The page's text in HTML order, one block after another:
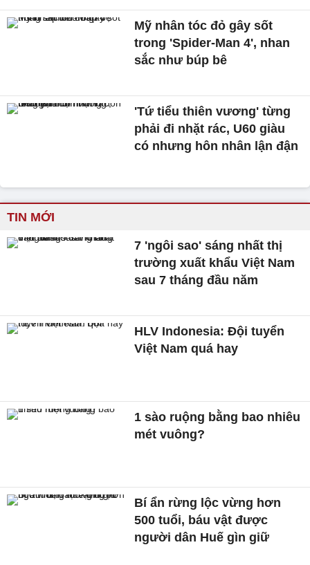
Mỹ nhân tóc đỏ gây sốt
trong 'Spider-Man 4', nhan
sắc như búp bê
'Tứ tiểu thiên vương' từng
phải đi nhặt rác, U60 giàu
có nhưng hôn nhân lận đận
TIN MỚI
7 'ngôi sao' sáng nhất thị
trường xuất khẩu Việt Nam
sau 7 tháng đầu năm
HLV Indonesia: Đội tuyển
Việt Nam quá hay
1 sào ruộng bằng bao nhiêu
mét vuông?
Bí ẩn rừng lộc vừng hơn
500 tuổi, báu vật được
người dân Huế gìn giữ